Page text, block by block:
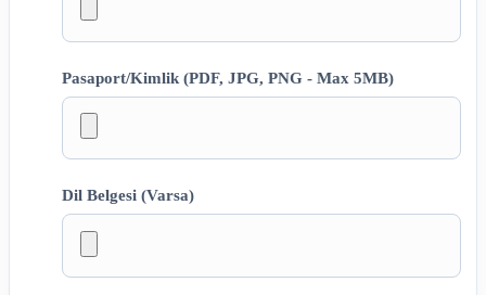
Pasaport/Kimlik (PDF, JPG, PNG - Max 5MB)
Dil Belgesi (Varsa)